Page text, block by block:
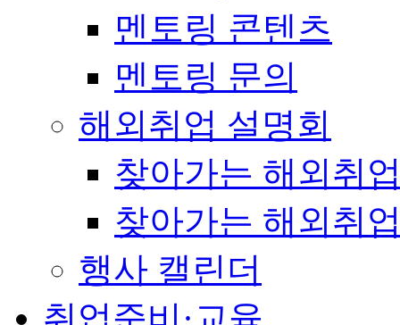
멘토링 콘텐츠
멘토링 문의
해외취업 설명회
찾아가는 해외취
찾아가는 해외취
행사 캘린더
취업준비·교육